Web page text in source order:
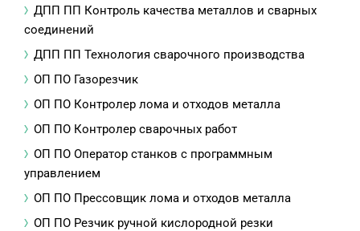
ДПП ПП Контроль качества металлов и сварных
соединений
ДПП ПП Технология сварочного производства
ОП ПО Газорезчик
ОП ПО Контролер лома и отходов металла
ОП ПО Контролер сварочных работ
ОП ПО Оператор станков с программным
управлением
ОП ПО Прессовщик лома и отходов металла
ОП ПО Резчик ручной кислородной резки